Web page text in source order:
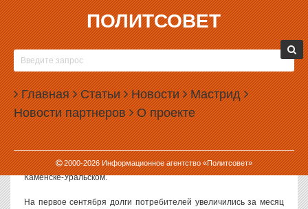
ПОЛИТСОВЕТ
Главная Статьи Новости Мастрид
Новости партнеров О проекте
2000-2026Информационное агентство «Политсовет»
17.09.2008, 10:13
СВЕРДЛОВЧАНЕ ПРОДОЛЖАЮТ ЗЛОСТНО НЕ
ПЛАТИТЬ ЗА КОММУНАЛКУ
Коммунальные компании расписываются в своем бессилии
взыскать долги с потребителей, основную массу которых
составляют несознательные граждане.
В компании «Свердловские коммунальные системы» уже заявили
задержке начала отопительного сезона в Михайловске и
Каменске-Уральском.
На первое сентября долги потребителей увеличились за месяц